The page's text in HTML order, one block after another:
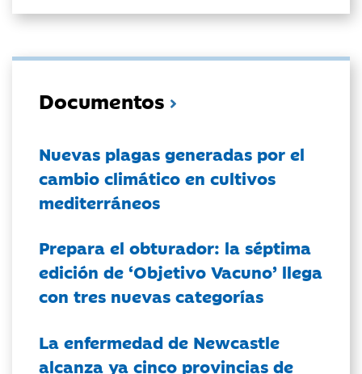
Documentos
Nuevas plagas generadas por el
cambio climático en cultivos
mediterráneos
Prepara el obturador: la séptima
edición de ‘Objetivo Vacuno’ llega
con tres nuevas categorías
La enfermedad de Newcastle
alcanza ya cinco provincias de